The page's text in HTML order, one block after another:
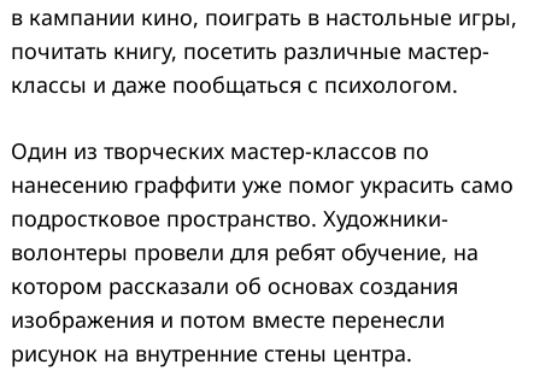
в кампании кино, поиграть в настольные игры,
почитать книгу, посетить различные мастер-
классы и даже пообщаться c психологом.
Один из творческих мастер-классов по
нанесению граффити уже помог украсить само
подростковое пространство. Художники-
волонтеры провели для ребят обучение, на
котором рассказали об основах создания
изображения и потом вместе перенесли
рисунок на внутренние стены центра.